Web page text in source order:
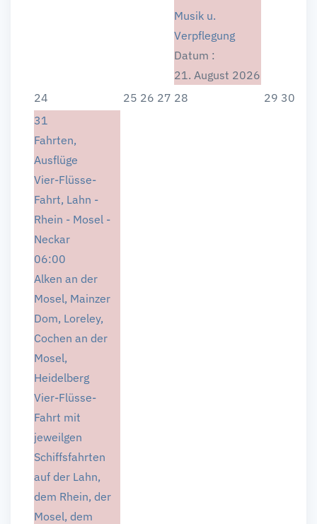
Musik u.
Verpflegung
Datum :
21. August 2026
24
25 26 27 28 29 30
31
Fahrten,
Ausflüge
Vier-Flüsse-
Fahrt, Lahn -
Rhein - Mosel -
Neckar
06:00
Alken an der
Mosel, Mainzer
Dom, Loreley,
Cochen an der
Mosel,
Heidelberg
Vier-Flüsse-
Fahrt mit
jeweilgen
Schiffsfahrten
auf der Lahn,
dem Rhein, der
Mosel, dem